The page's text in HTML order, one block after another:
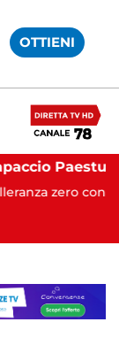
OTTIENI
contro